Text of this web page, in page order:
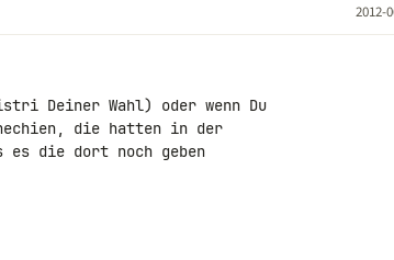
2012-
Deiner Wahl) oder wenn Du
die hatten in der
die dort noch geben